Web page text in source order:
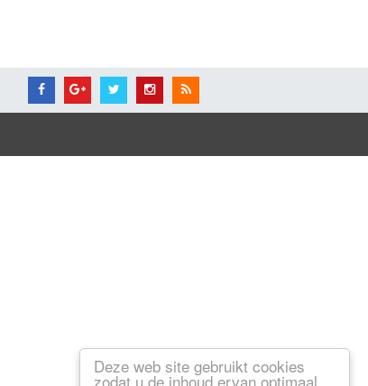
Deze web site gebruikt cookies
zodat u de inhoud ervan optimaal